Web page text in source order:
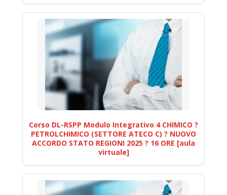
Corso DL-RSPP Modulo Integrativo 4 CHIMICO ?
PETROLCHIMICO (SETTORE ATECO C) ? NUOVO
ACCORDO STATO REGIONI 2025 ? 16 ORE [aula
virtuale]